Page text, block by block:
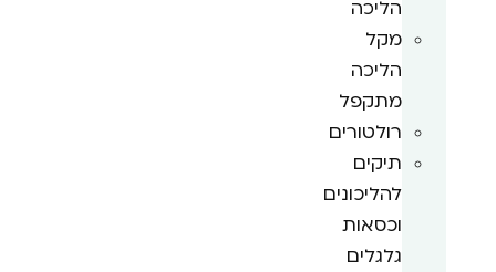
הליכה
מקל
הליכה
מתקפל
רולטורים
תיקים
להליכונים
וכסאות
גלגלים